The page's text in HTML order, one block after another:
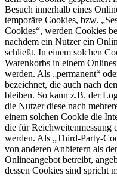
Besuch innerhalb eines
temporäre Cookies, bzw.
Cookies“, werden Cookies
nachdem ein Nutzer ein
schließt. In einem solchen
Warenkorbs in einem
werden. Als „permanent“
bezeichnet, die auch nach
bleiben. So kann z.B. der
die Nutzer diese nach
einem solchen Cookie die
die für Reichweitenmessung
werden. Als „Third-Party-
von anderen Anbietern als
Onlineangebot betreibt,
dessen Cookies sind spricht